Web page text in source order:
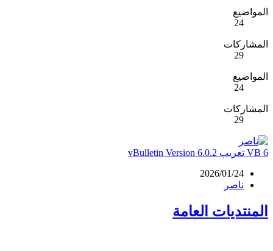
المواضيع
24
المشاركات
29
المواضيع
24
المشاركات
29
VB 6 تعريب vBulletin Version 6.0.2
2026/01/24
ناصر
المنتديات العامة